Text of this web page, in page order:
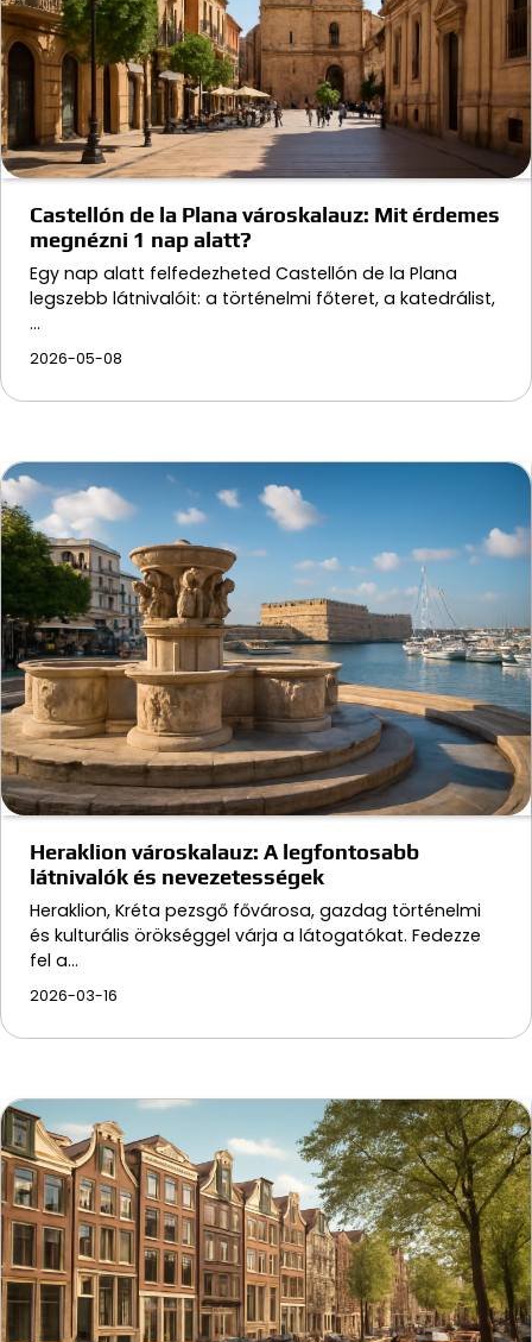
Castellón de la Plana városkalauz: Mit érdemes
megnézni 1 nap alatt?
Egy nap alatt felfedezheted Castellón de la Plana
legszebb látnivalóit: a történelmi főteret, a katedrálist,
…
2026-05-08
Heraklion városkalauz: A legfontosabb
látnivalók és nevezetességek
Heraklion, Kréta pezsgő fővárosa, gazdag történelmi
és kulturális örökséggel várja a látogatókat. Fedezze
fel a…
2026-03-16